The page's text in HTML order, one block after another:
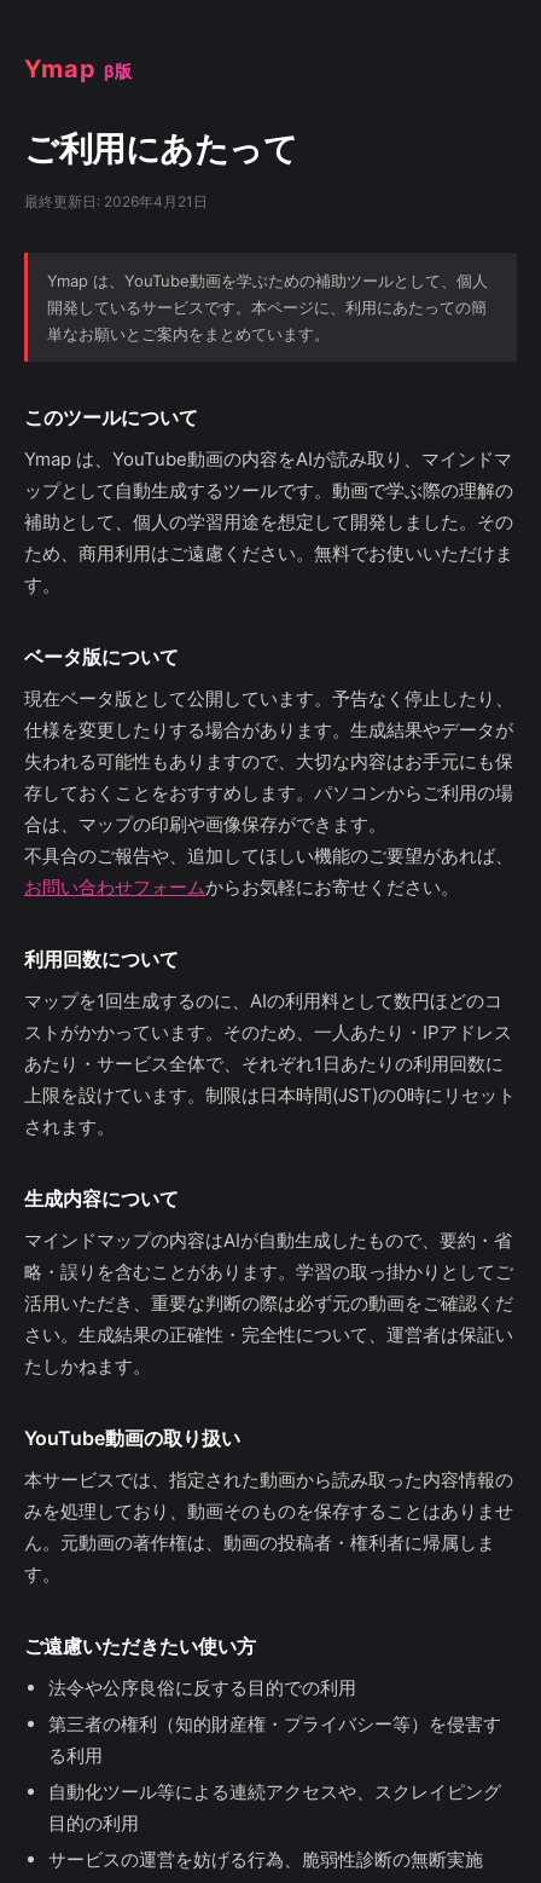
Ymap β版
ご利用にあたって
最終更新日: 2026年4月21日
Ymap は、YouTube動画を学ぶための補助ツールとして、個人
開発しているサービスです。本ページに、利用にあたっての簡
単なお願いとご案内をまとめています。
このツールについて
Ymap は、YouTube動画の内容をAIが読み取り、マインドマ
ップとして自動生成するツールです。動画で学ぶ際の理解の
補助として、個人の学習用途を想定して開発しました。その
ため、商用利用はご遠慮ください。無料でお使いいただけま
す。
ベータ版について
現在ベータ版として公開しています。予告なく停止したり、
仕様を変更したりする場合があります。生成結果やデータが
失われる可能性もありますので、大切な内容はお手元にも保
存しておくことをおすすめします。パソコンからご利用の場
合は、マップの印刷や画像保存ができます。
不具合のご報告や、追加してほしい機能のご要望があれば、
お問い合わせフォームからお気軽にお寄せください。
利用回数について
マップを1回生成するのに、AIの利用料として数円ほどのコ
ストがかかっています。そのため、一人あたり・IPアドレス
あたり・サービス全体で、それぞれ1日あたりの利用回数に
上限を設けています。制限は日本時間(JST)の0時にリセット
されます。
生成内容について
マインドマップの内容はAIが自動生成したもので、要約・省
略・誤りを含むことがあります。学習の取っ掛かりとしてご
活用いただき、重要な判断の際は必ず元の動画をご確認くだ
さい。生成結果の正確性・完全性について、運営者は保証い
たしかねます。
YouTube動画の取り扱い
本サービスでは、指定された動画から読み取った内容情報の
みを処理しており、動画そのものを保存することはありませ
ん。元動画の著作権は、動画の投稿者・権利者に帰属しま
す。
ご遠慮いただきたい使い方
法令や公序良俗に反する目的での利用
第三者の権利（知的財産権・プライバシー等）を侵害す
る利用
自動化ツール等による連続アクセスや、スクレイピング
目的の利用
サービスの運営を妨げる行為、脆弱性診断の無断実施